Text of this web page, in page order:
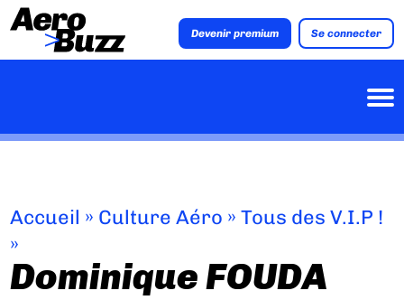
Devenir premium Se connecter
Accueil » Culture Aéro »Tous des V.I.P !
»
Dominique FOUDA